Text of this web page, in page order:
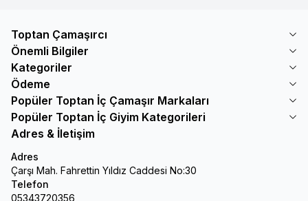
Toptan Çamaşırcı
Önemli Bilgiler
Kategoriler
Ödeme
Popüler Toptan İç Çamaşır Markaları
Popüler Toptan İç Giyim Kategorileri
Adres & İletişim
Adres
Çarşı Mah. Fahrettin Yıldız Caddesi No:30
Telefon
05343720356